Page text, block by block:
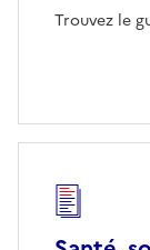
Trouvez le